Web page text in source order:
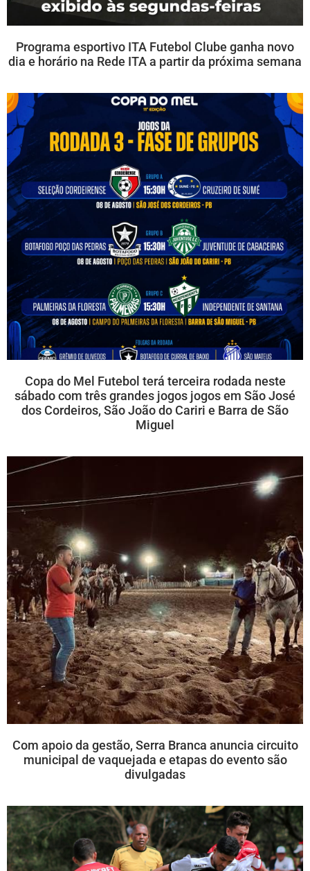
Programa esportivo ITA Futebol Clube ganha novo
dia e horário na Rede ITA a partir da próxima semana
Copa do Mel Futebol terá terceira rodada neste
sábado com três grandes jogos jogos em São José
dos Cordeiros, São João do Cariri e Barra de São
Miguel
Com apoio da gestão, Serra Branca anuncia circuito
municipal de vaquejada e etapas do evento são
divulgadas